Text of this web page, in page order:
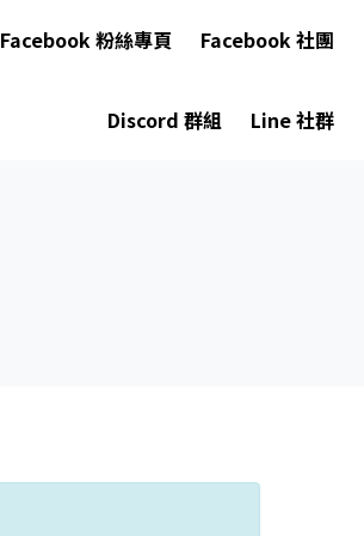
Facebook 粉絲專頁 Facebook 社團
Discord 群組 Line 社群